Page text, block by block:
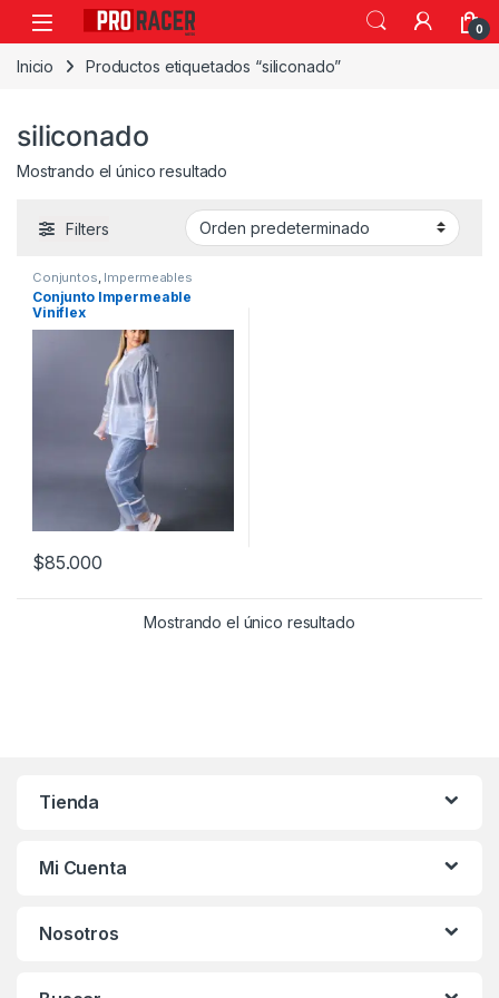
0
Inicio Productos etiquetados “siliconado”
siliconado
Mostrando el único resultado
Filters
Conjuntos Impermeables
Conjunto Impermeable
Viniflex
$85.000
Este producto tiene múltiples variantes. Las opciones se
Mostrando el único resultado
Tienda
Mi Cuenta
Nosotros